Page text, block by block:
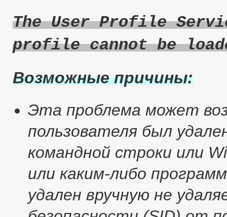
The User Profile
profile cannot be
Возможные причины:
Эта проблема может
пользователя был
командной строки или
или каким-либо
удален вручную не